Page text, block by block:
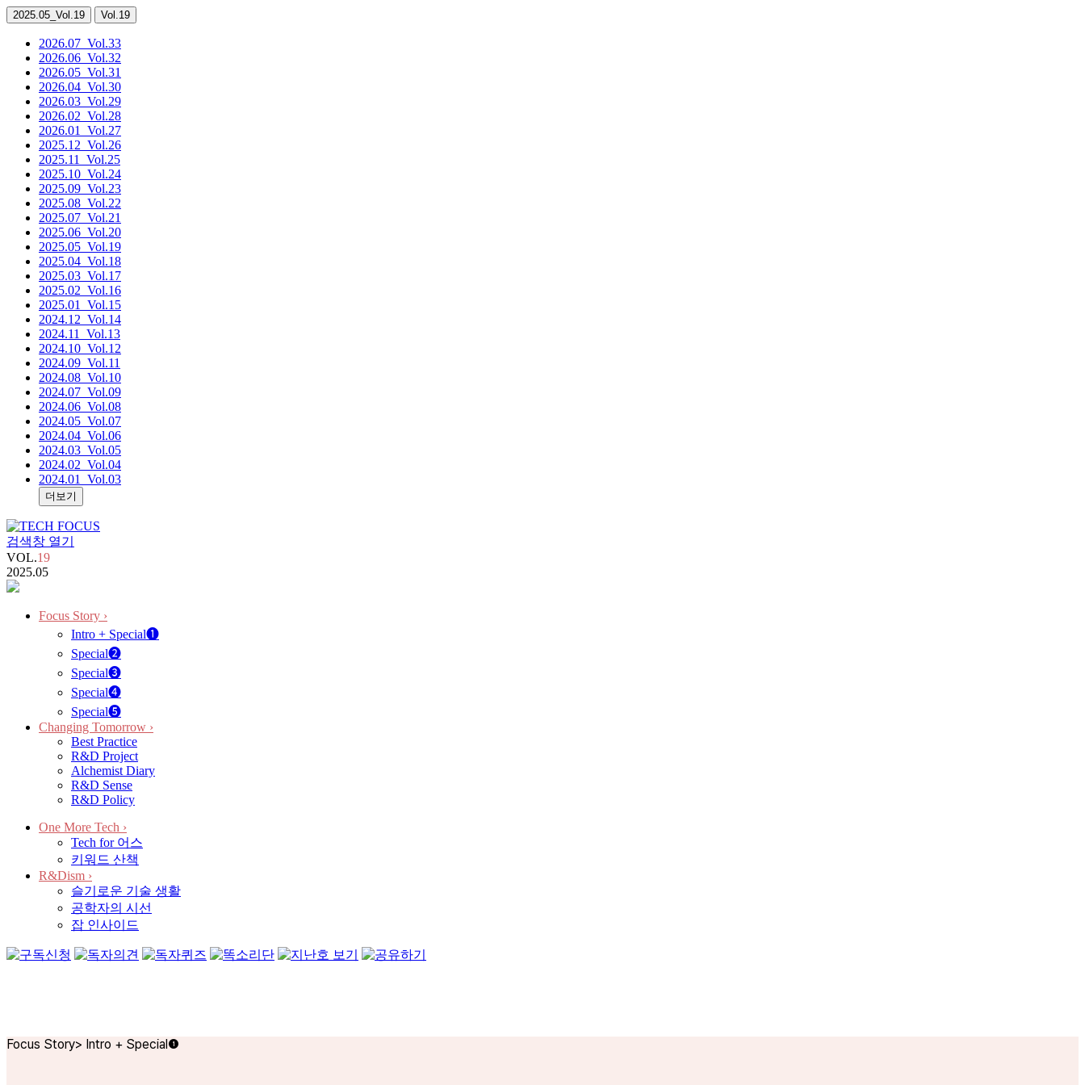
2025.05 _Vol.19 Vol.19
2026.07 _Vol.33
2026.06 _Vol.32
2026.05 _Vol.31
2026.04 _Vol.30
2026.03 _Vol.29
2026.02 _Vol.28
2026.01
_Vol.27
2025.12 _Vol.26
2025.11
_Vol.25
2025.10 _Vol.24
2025.09 _Vol.23
2025.08 _Vol.22
2025.07 _Vol.21
2025.06 _Vol.20
2025.05 _Vol.19
2025.04 _Vol.18
2025.03 _Vol.17
2025.02 _Vol.16
2025.01
_Vol.15
2024.12 _Vol.14
2024.11
_Vol.13
2024.10 _Vol.12
2024.09 _Vol.11
2024.08 _Vol.10
2024.07 _Vol.09
2024.06 _Vol.08
2024.05 _Vol.07
2024.04 _Vol.06
2024.03 _Vol.05
2024.02 _Vol.04
2024.01
_Vol.03
더보기
검색창 열기
VOL.19
2025.05
Focus Story ›
Intro + Special❶
Special❷
Special❸
Special❹
Special❺
Changing Tomorrow ›
Best Practice
R&D Project
Alchemist Diary
R&D Sense
R&D Policy
One More Tech ›
Tech for 어스
키워드 산책
R&Dism ›
슬기로운 기술 생활
공학자의 시선
잡 인사이드
Focus Story> Intro + Special❶